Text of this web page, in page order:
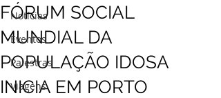
Notícias
Eventos
Palestras
Viagens
FÓRUM SOCIAL
MUNDIAL DA
POPULAÇÃO IDOSA
INICIA EM PORTO